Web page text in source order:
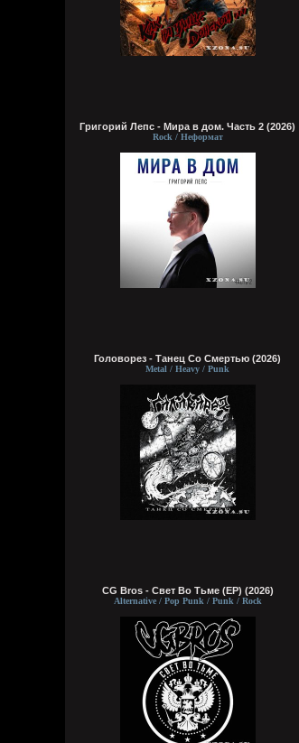
Григорий Лепс - Мира в дом. Часть 2 (2026)
Rock / Неформат
Головорез - Tанец Со Смертью (2026)
Metal / Heavy / Punk
CG Bros - Свет Во Тьме (EP) (2026)
Alternative / Pop Punk / Punk / Rock